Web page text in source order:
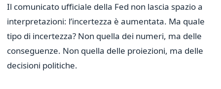
Il comunicato ufficiale della Fed non lascia spazio a
interpretazioni: l’incertezza è aumentata. Ma quale
tipo di incertezza? Non quella dei numeri, ma delle
conseguenze. Non quella delle proiezioni, ma delle
decisioni politiche.